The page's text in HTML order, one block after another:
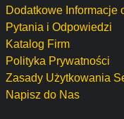
Dodatkowe Informacje
Pytania i Odpowiedzi
Katalog Firm
Polityka Prywatności
Zasady Użytkowania
Napisz do Nas